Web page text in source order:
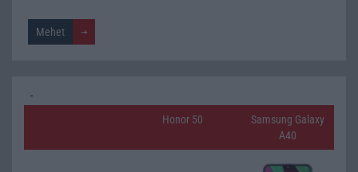
Honor 50
Samsung Galaxy
A40